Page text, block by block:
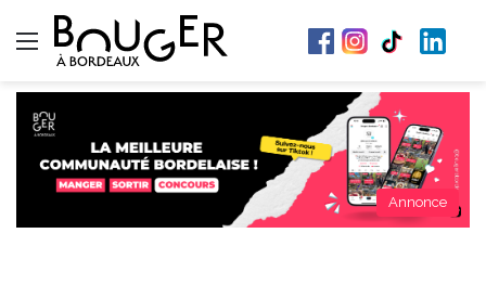
Menu
Annonce